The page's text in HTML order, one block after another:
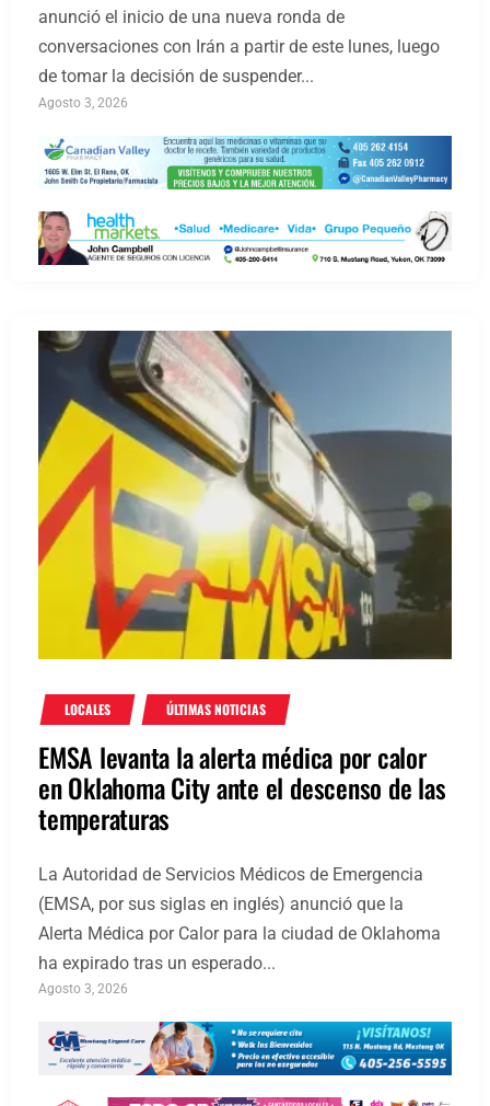
anunció el inicio de una nueva ronda de
conversaciones con Irán a partir de este lunes, luego
de tomar la decisión de suspender...
Agosto 3, 2026
LOCALES ÚLTIMAS NOTICIAS
EMSA levanta la alerta médica por calor
en Oklahoma City ante el descenso de las
temperaturas
La Autoridad de Servicios Médicos de Emergencia
(EMSA, por sus siglas en inglés) anunció que la
Alerta Médica por Calor para la ciudad de Oklahoma
ha expirado tras un esperado...
Agosto 3, 2026